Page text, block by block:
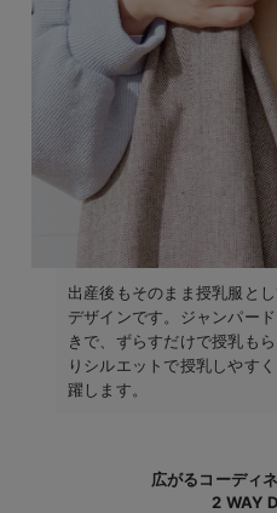
出産後もそのまま授乳服と
デザインです。ジャンパー
きで、ずらすだけで授乳も
りシルエットで授乳しやす
躍します。
広がるコーディ
2 WAY